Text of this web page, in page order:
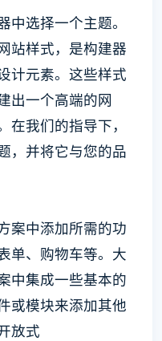
选择一个主题。
站样式，是构建器
计元素。这些样式
出一个高端的网
我们的指导下，
，并将它与您的品
案中添加所需的功
单、购物车等。大
中集成一些基本的
或模块来添加其他
放式